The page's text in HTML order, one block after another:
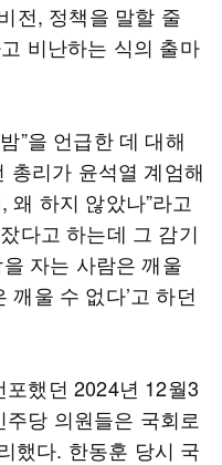
전, 정책을 말할 줄
비난하는 식의 출마
”을 언급한 데 대해
총리가 윤석열 계엄해
하지 않았나”라고
다고 하는데 그 감기
자는 사람은 깨울
울 수 없다’고 하던
했던 2024년 12월3
당 의원들은 국회로
했다. 한동훈 당시 국